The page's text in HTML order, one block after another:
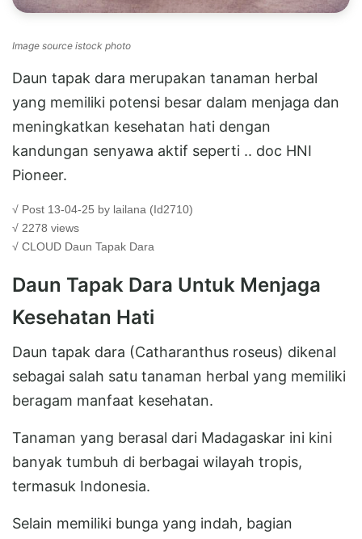
Image source istock photo
Daun tapak dara merupakan tanaman herbal
yang memiliki potensi besar dalam menjaga dan
meningkatkan kesehatan hati dengan
kandungan senyawa aktif seperti .. doc HNI
Pioneer.
√ Post 13-04-25 by lailana (Id2710)
√ 2278 views
√ CLOUD Daun Tapak Dara
Daun Tapak Dara Untuk Menjaga
Kesehatan Hati
Daun tapak dara (Catharanthus roseus) dikenal
sebagai salah satu tanaman herbal yang memiliki
beragam manfaat kesehatan.
Tanaman yang berasal dari Madagaskar ini kini
banyak tumbuh di berbagai wilayah tropis,
termasuk Indonesia.
Selain memiliki bunga yang indah, bagian